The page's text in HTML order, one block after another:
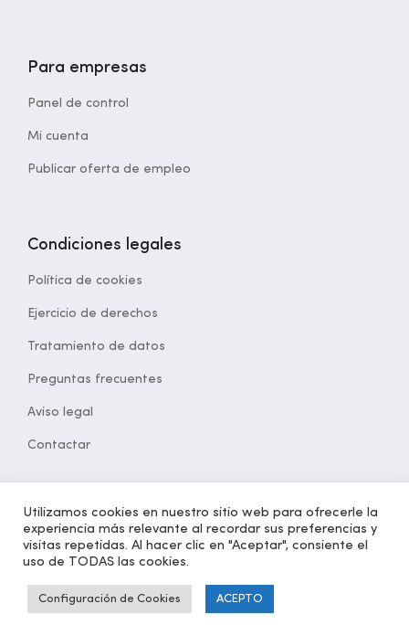
Para empresas
Panel de control
Mi cuenta
Publicar oferta de empleo
Condiciones legales
Política de cookies
Ejercicio de derechos
Tratamiento de datos
Preguntas frecuentes
Aviso legal
Contactar
© 2021 Desarrollado poropcion5.com| Todos los derechos
reservados | Versión 1.2
Utilizamos cookies en nuestro sitio web para ofrecerle la
experiencia más relevante al recordar sus preferencias y
visitas repetidas. Al hacer clic en "Aceptar", consiente el
uso de TODAS las cookies.
Configuración de Cookies ACEPTO